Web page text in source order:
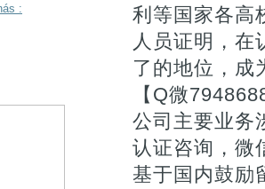
利等国家各高
人员证明，在
了的地位，成
【Q微
公司主要业务
认证咨询，微
基于国内鼓励